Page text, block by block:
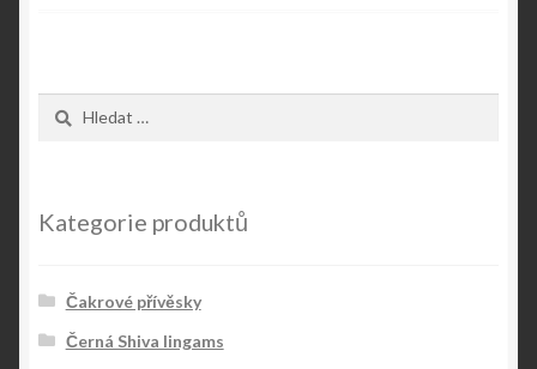
Kategorie produktů
Čakrové přívěsky
Černá Shiva lingams